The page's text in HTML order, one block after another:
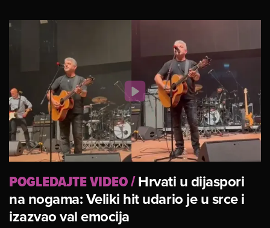
POGLEDAJTE VIDEO/Hrvati u dijaspori
na nogama: Veliki hit udario je u srce i
izazvao val emocija